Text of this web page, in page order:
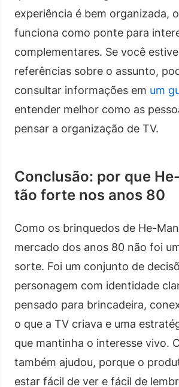
experiência é bem organizada,
funciona como ponte para
complementares. Se você
referências sobre o assunto,
consultar informações em um
entender melhor como as
pensar a organização de TV.
Conclusão: por que
tão forte nos anos 80
Como os brinquedos de He-
mercado dos anos 80 não foi
sorte. Foi um conjunto de
personagem com identidade
pensado para brincadeira,
o que a TV criava e uma
que mantinha o interesse vivo.
também ajudou, porque o
estar fácil de ver e fácil de